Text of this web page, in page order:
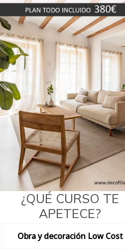
¿QUÉ CURSO TE
APETECE?
Obra y decoración Low Cost